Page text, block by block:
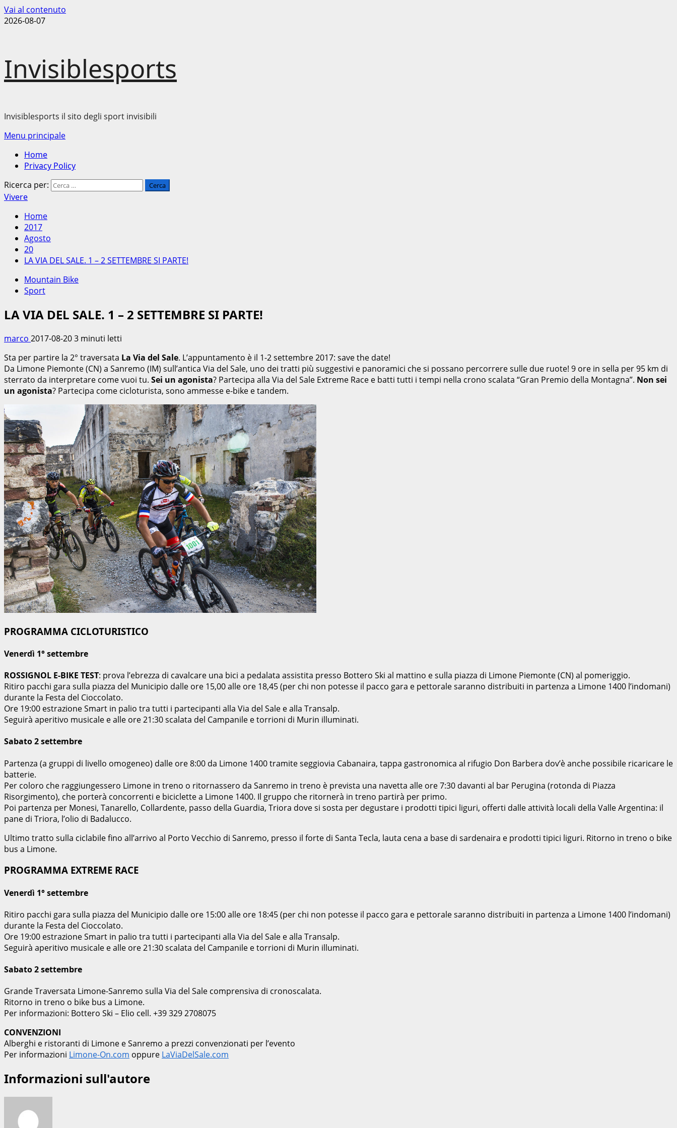
Vai al contenuto
2026-08-07
Invisiblesports
Invisiblesports il sito degli sport invisibili
Menu principale
Home
Privacy Policy
Ricerca per:
Vivere
Home
2017
Agosto
20
LA VIA DEL SALE. 1 – 2 SETTEMBRE SI PARTE!
Mountain Bike
Sport
LA VIA DEL SALE. 1 – 2 SETTEMBRE SI PARTE!
marco 2017-08-203 minuti letti
Sta per partire la 2° traversata La Via del Sale. L’appuntamento è il 1-2 settembre 2017: save the date!
Da Limone Piemonte (CN) a Sanremo (IM) sull’antica Via del Sale, uno dei tratti più suggestivi e panoramici che si possano percorrere sulle due ruote! 9 ore in sella per 95 km di
sterrato da interpretare come vuoi tu. Sei un agonista? Partecipa alla Via del Sale Extreme Race e batti tutti i tempi nella crono scalata “Gran Premio della Montagna”. Non sei
un agonista? Partecipa come cicloturista, sono ammesse e-bike e tandem.
PROGRAMMA CICLOTURISTICO
Venerdì 1° settembre
ROSSIGNOL E-BIKE TEST: prova l’ebrezza di cavalcare una bici a pedalata assistita presso Bottero Ski al mattino e sulla piazza di Limone Piemonte (CN) al pomeriggio.
Ritiro pacchi gara sulla piazza del Municipio dalle ore 15,00 alle ore 18,45 (per chi non potesse il pacco gara e pettorale saranno distribuiti in partenza a Limone 1400 l’indomani)
durante la Festa del Cioccolato.
Ore 19:00 estrazione Smart in palio tra tutti i partecipanti alla Via del Sale e alla Transalp.
Seguirà aperitivo musicale e alle ore 21:30 scalata del Campanile e torrioni di Murin illuminati.
Sabato 2 settembre
Partenza (a gruppi di livello omogeneo) dalle ore 8:00 da Limone 1400 tramite seggiovia Cabanaira, tappa gastronomica al rifugio Don Barbera dov’è anche possibile ricaricare le
batterie.
Per coloro che raggiungessero Limone in treno o ritornassero da Sanremo in treno è prevista una navetta alle ore 7:30 davanti al bar Perugina (rotonda di Piazza
Risorgimento), che porterà concorrenti e biciclette a Limone 1400. Il gruppo che ritornerà in treno partirà per primo.
Poi partenza per Monesi, Tanarello, Collardente, passo della Guardia, Triora dove si sosta per degustare i prodotti tipici liguri, offerti dalle attività locali della Valle Argentina: il
pane di Triora, l’olio di Badalucco.
Ultimo tratto sulla ciclabile ­fino all’arrivo al Porto Vecchio di Sanremo, presso il forte di Santa Tecla, lauta cena a base di sardenaira e prodotti tipici liguri. Ritorno in treno o bike
bus a Limone.
PROGRAMMA EXTREME RACE
Venerdì 1° settembre
Ritiro pacchi gara sulla piazza del Municipio dalle ore 15:00 alle ore 18:45 (per chi non potesse il pacco gara e pettorale saranno distribuiti in partenza a Limone 1400 l’indomani)
durante la Festa del Cioccolato.
Ore 19:00 estrazione Smart in palio tra tutti i partecipanti alla Via del Sale e alla Transalp.
Seguirà aperitivo musicale e alle ore 21:30 scalata del Campanile e torrioni di Murin illuminati.
Sabato 2 settembre
Grande Traversata Limone-Sanremo sulla Via del Sale comprensiva di cronoscalata.
Ritorno in treno o bike bus a Limone.
Per informazioni: Bottero Ski – Elio cell. +39 329 2708075
CONVENZIONI
Alberghi e ristoranti di Limone e Sanremo a prezzi convenzionati per l’evento
Per informazioni Limone-On.com oppure LaViaDelSale.com
Informazioni sull'autore